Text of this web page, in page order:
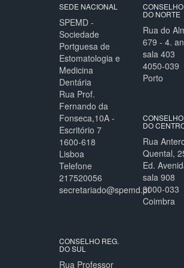
SEDE NACIONAL
SPEMD -
Sociedade
Portguesa de
Estomatologia e
Medicina
Dentária
Rua Prof.
Fernando da
Fonseca,10A -
Escritório 7
1600-618
Lisboa
Telefone
217520056
secretariado@spemd.pt
DO NORTE
Rua do
679 - 4.
sala 403
4050-039
Porto
DO
Rua
Quental,
Ed.
sala 908
3000-033
Coimbra
CONSELHO REG.
DO SUL
Rua Professor